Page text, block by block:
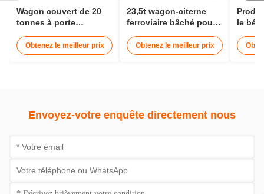
Wagon couvert de 20
tonnes à porte
coulissante fermée,
wagon de
marchandises
Obtenez le meilleur prix
23,5t wagon-citerne
ferroviaire bâché pour
bovins 75 km/h
Obtenez le meilleur prix
le
Envoyez-votre enquête directement nous